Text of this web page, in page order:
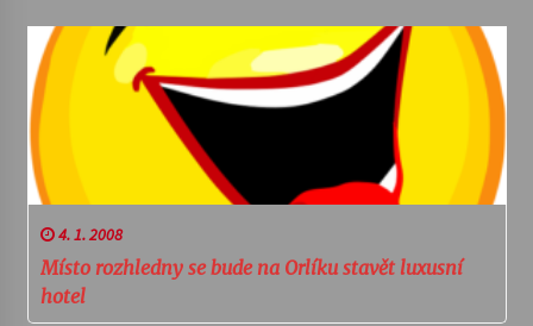
4. 1. 2008
Místo rozhledny se bude na Orlíku stavět luxusní
hotel